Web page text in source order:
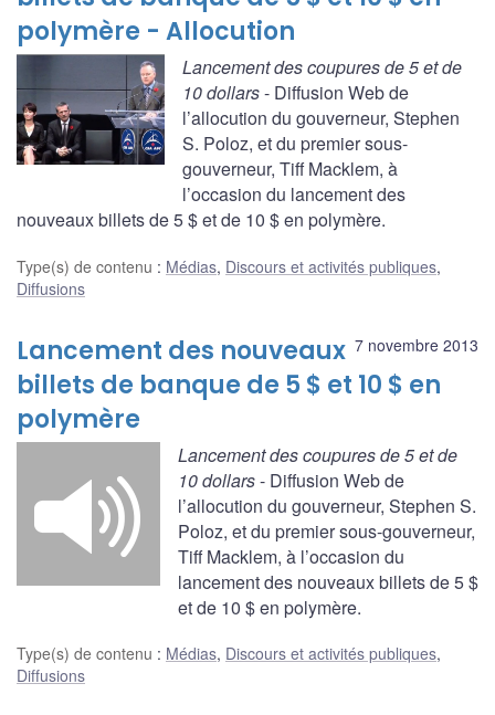
polymère - Allocution
Lancement des coupures de 5 et de
10 dollars- Diffusion Web de
l’allocution du gouverneur, Stephen
S. Poloz, et du premier sous-
gouverneur, Tiff Macklem, à
l’occasion du lancement des
nouveaux billets de 5 $ et de 10 $ en polymère.
Type(s) de contenu : Médias, Discours et activités publiques,
Diffusions
7 novembre 2013
Lancement des nouveaux
billets de banque de 5 $ et 10 $ en
polymère
Lancement des coupures de 5 et de
10 dollars- Diffusion Web de
l’allocution du gouverneur, Stephen S.
Poloz, et du premier sous-gouverneur,
Tiff Macklem, à l’occasion du
lancement des nouveaux billets de 5 $
et de 10 $ en polymère.
Type(s) de contenu : Médias, Discours et activités publiques,
Diffusions